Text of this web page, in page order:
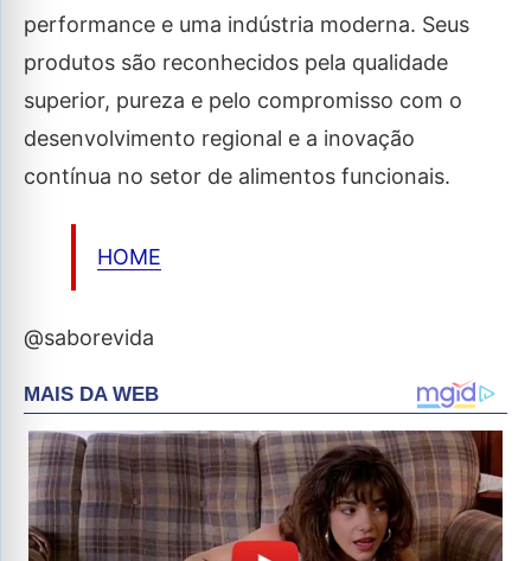
performance e uma indústria moderna. Seus
produtos são reconhecidos pela qualidade
superior, pureza e pelo compromisso com o
desenvolvimento regional e a inovação
contínua no setor de alimentos funcionais.
HOME
@saborevida